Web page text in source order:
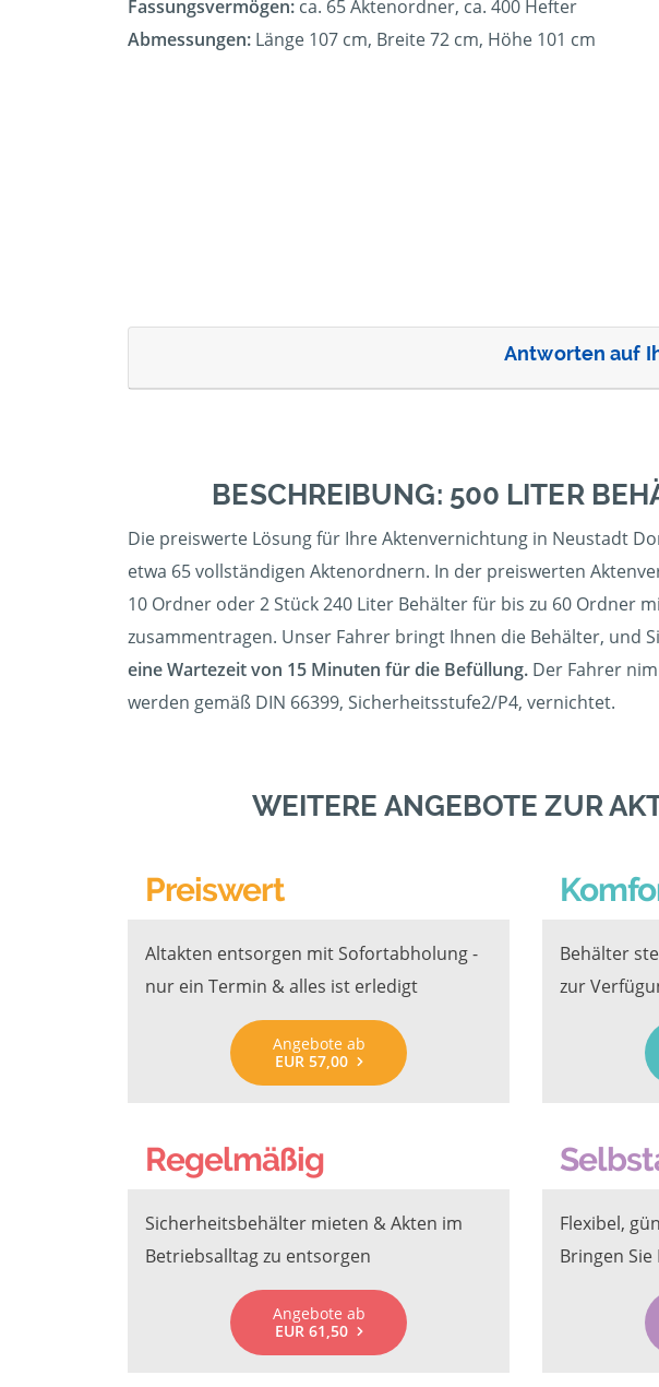
Fassungsvermögen: ca. 65 Aktenordner, ca. 400 Hefter
Abmessungen: Länge 107 cm, Breite 72 cm, Höhe 101 cm
Antworten auf
BESCHREIBUNG: 500 LITER
Die preiswerte Lösung für Ihre Aktenvernichtung in Neustadt
etwa 65 vollständigen Aktenordnern. In der preiswerten
10 Ordner oder 2 Stück 240 Liter Behälter für bis zu 60 Ordner
zusammentragen. Unser Fahrer bringt Ihnen die Behälter, und
eine Wartezeit von 15 Minuten für die Befüllung. Der Fahrer
werden gemäß DIN 66399, Sicherheitsstufe2/P4, vernichtet.
WEITERE ANGEBOTE ZUR
Preiswert
Altakten entsorgen mit Sofortabholung -
nur ein Termin & alles ist erledigt
Angebote ab
EUR 57,00
Behälter
zur
Regelmäßig
Sicherheitsbehälter mieten & Akten im
Betriebsalltag zu entsorgen
Angebote ab
EUR 61,50
Flexibel,
Bringen